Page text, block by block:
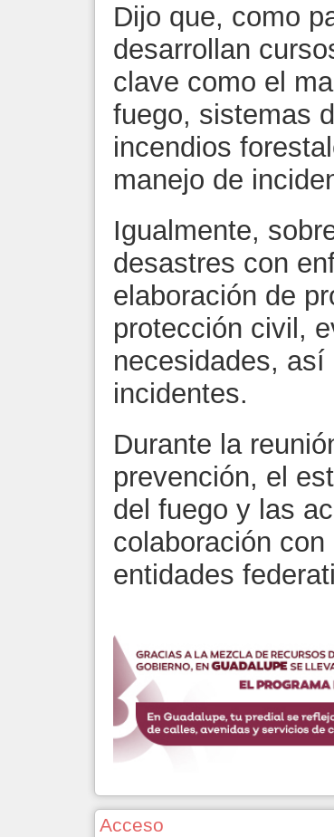
Dijo que, como
desarrollan
clave como el
fuego, sistemas
incendios
manejo de
Igualmente,
desastres con
elaboración de
protección civil,
necesidades,
incidentes. ‎
Durante la
prevención, el
del fuego y las
colaboración
entidades
Acceso